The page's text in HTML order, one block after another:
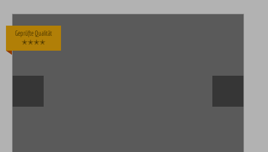
Geprüfte Qualität
✭✭✭✭